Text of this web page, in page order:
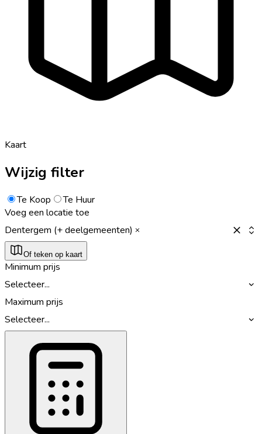
Kaart
Wijzig filter
Te Koop
Te Huur
Voeg een locatie toe
Dentergem (+ deelgemeenten)
Of teken op kaart
Minimum prijs
Selecteer...
Maximum prijs
Selecteer...